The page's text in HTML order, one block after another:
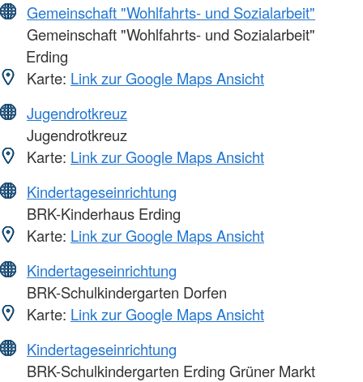
Gemeinschaft "Wohlfahrts- und Sozialarbeit"
Gemeinschaft "Wohlfahrts- und Sozialarbeit"
Erding
Karte: Link zur Google Maps Ansicht
Jugendrotkreuz
Jugendrotkreuz
Karte: Link zur Google Maps Ansicht
Kindertageseinrichtung
BRK-Kinderhaus Erding
Karte: Link zur Google Maps Ansicht
Kindertageseinrichtung
BRK-Schulkindergarten Dorfen
Karte: Link zur Google Maps Ansicht
Kindertageseinrichtung
BRK-Schulkindergarten Erding Grüner Markt